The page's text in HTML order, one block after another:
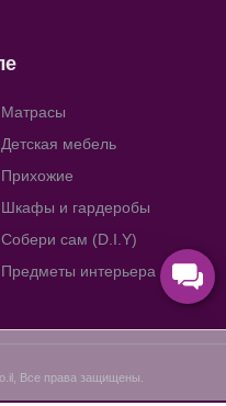
Матрасы
Детская мебель
Прихожие
Шкафы и гардеробы
Собери сам (D.I.Y)
Предметы интерьера
Все права защищены.